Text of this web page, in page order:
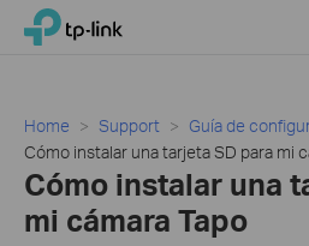
Click
navigation
TP-Link, Reliably Smart
Home Support
Guía de
Cómo instalar una tarjeta SD para mi
Cómo instalar una
mi cámara Tapo